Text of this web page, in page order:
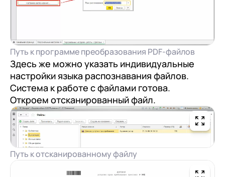
Путь к программе преобразования PDF-файлов
Здесь же можно указать индивидуальные
настройки языка распознавания файлов.
Система к работе с файлами готова.
Откроем отсканированный файл.
Путь к отсканированному файлу